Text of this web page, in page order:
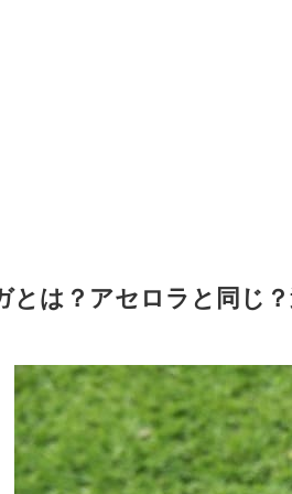
とは？アセロラと同じ